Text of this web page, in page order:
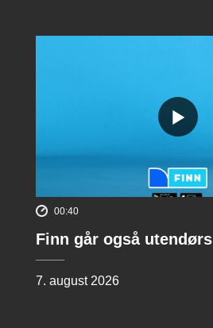
00:40
Finn går også utendørs
7. august 2026